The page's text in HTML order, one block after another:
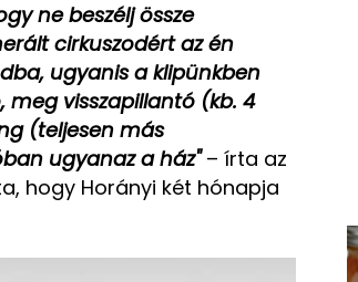
ne beszélj össze
cirkuszodért az én
ugyanis a klipünkben
visszapillantó (kb. 4
(teljesen más
ugyanaz a ház"– írta az
hogy Horányi két hónapja